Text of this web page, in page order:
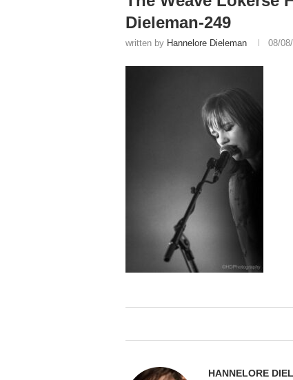
Dieleman-249
written by Hannelore Dieleman 08/
HANNELORE